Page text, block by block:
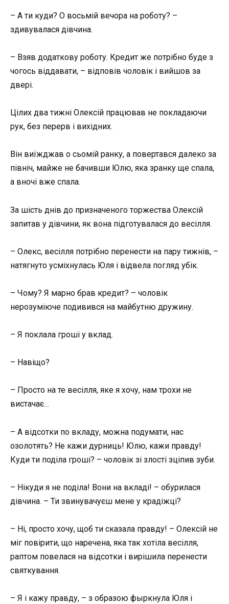
– А ти куди? О восьмій вечора на роботу? –
здивувалася дівчина.
– Взяв додаткову роботу. Кредит же потрібно буде з
чогось віддавати, – відповів чоловік і вийшов за
двері.
Цілих два тижні Олексій працював не покладаючи
рук, без перерв і вихідних.
Він виїжджав о сьомій ранку, а повертався далеко за
північ, майже не бачивши Юлю, яка зранку ще спала,
а вночі вже спала.
За шість днів до призначеного торжества Олексій
запитав у дівчини, як вона підготувалася до весілля.
– Олекс, весілля потрібно перенести на пару тижнів, –
натягнуто усміхнулась Юля і відвела погляд убік.
– Чому? Я марно брав кредит? – чоловік
нерозуміюче подивився на майбутню дружину.
– Я поклала гроші у вклад.
– Навіщо?
– Просто на те весілля, яке я хочу, нам трохи не
вистачає…
– А відсотки по вкладу, можна подумати, нас
озолотять? Не кажи дурниць! Юлю, кажи правду!
Куди ти поділа гроші? – чоловік зі злості зціпив зуби.
– Нікуди я не поділа! Вони на вкладі! – обурилася
дівчина. – Ти звинувачуєш мене у крадіжці?
– Ні, просто хочу, щоб ти сказала правду! – Олексій не
міг повірити, що наречена, яка так хотіла весілля,
раптом повелася на відсотки і вирішила перенести
святкування.
– Я і кажу правду, – з образою фыркнула Юля і